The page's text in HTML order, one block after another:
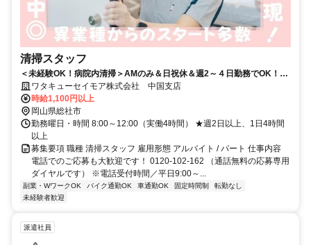
清掃スタッフ
＜未経験OK！病院内清掃＞AMのみ＆日祝休＆週2～４日勤務でOK！福
利厚生充実/マイカー通勤可♪
ワタキューセイモア株式会社 中国支店
時給1,100円以上
岡山県総社市
勤務曜日・時間 8:00～12:00（実働4時間） ★週2日以上、1日4時間
以上
募集要項 職種 清掃スタッフ 雇用形態 アルバイト / パート 仕事内容
電話でのご応募も大歓迎です！ 0120-102-162 （通話無料の応募専用
ダイヤルです） ※電話受付時間／平日9:00～...
副業・WワークOK バイク通勤OK 車通勤OK 固定時間制
転勤なし
未経験者歓迎
派遣社員